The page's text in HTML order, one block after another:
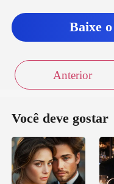
Baixe
Anterior
Você deve gostar